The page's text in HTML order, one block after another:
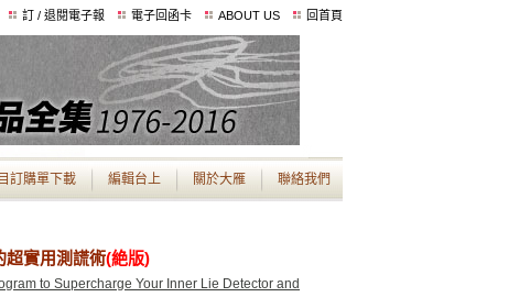
訂 / 退閱電子報 電子回函卡 ABOUT US 回首頁
訂購單下載 編輯台上 關於大雁 聯絡我們
超實用測謊術(絶版)
to Supercharge Your Inner Lie Detector and